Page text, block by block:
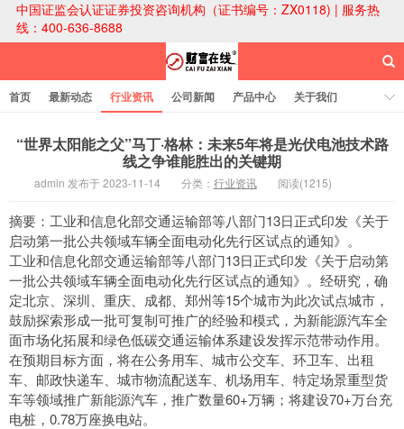
中国证监会认证证券投资咨询机构（证书编号：ZX0118) | 服务热
线：400-636-8688
财富在线科技
首页 最新动态 行业资讯 公司新闻 产品中心
关于我们
“世界太阳能之父”马丁·格林：未来5年将是光伏电池技术路
线之争谁能胜出的关键期
admin 发布于 2023-11-14 分类： 行业资讯 阅读(1215)
摘要：工业和信息化部交通运输部等八部门13日正式印发《关于
启动第一批公共领域车辆全面电动化先行区试点的通知》。
工业和信息化部交通运输部等八部门13日正式印发《关于启动第
一批公共领域车辆全面电动化先行区试点的通知》。经研究，确
定北京、深圳、重庆、成都、郑州等15个城市为此次试点城市，
鼓励探索形成一批可复制可推广的经验和模式，为新能源汽车全
面市场化拓展和绿色低碳交通运输体系建设发挥示范带动作用。
在预期目标方面，将在公务用车、城市公交车、环卫车、出租
车、邮政快递车、城市物流配送车、机场用车、特定场景重型货
车等领域推广新能源汽车，推广数量60+万辆；将建设70+万台充
电桩，0.78万座换电站。